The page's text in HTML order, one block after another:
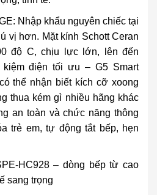
: Nhập khẩu nguyên chiếc tại
vị hơn. Mặt kính Schott Ceran
độ C, chịu lực lớn, lên đến
kiệm điện tối ưu – G5 Smart
thể nhận biết kích cỡ xoong
thua kém gì nhiều hãng khác
an toàn và chức năng thông
trẻ em, tự động tắt bếp, hẹn
HC928– dòng bếp từ cao
sang trọng